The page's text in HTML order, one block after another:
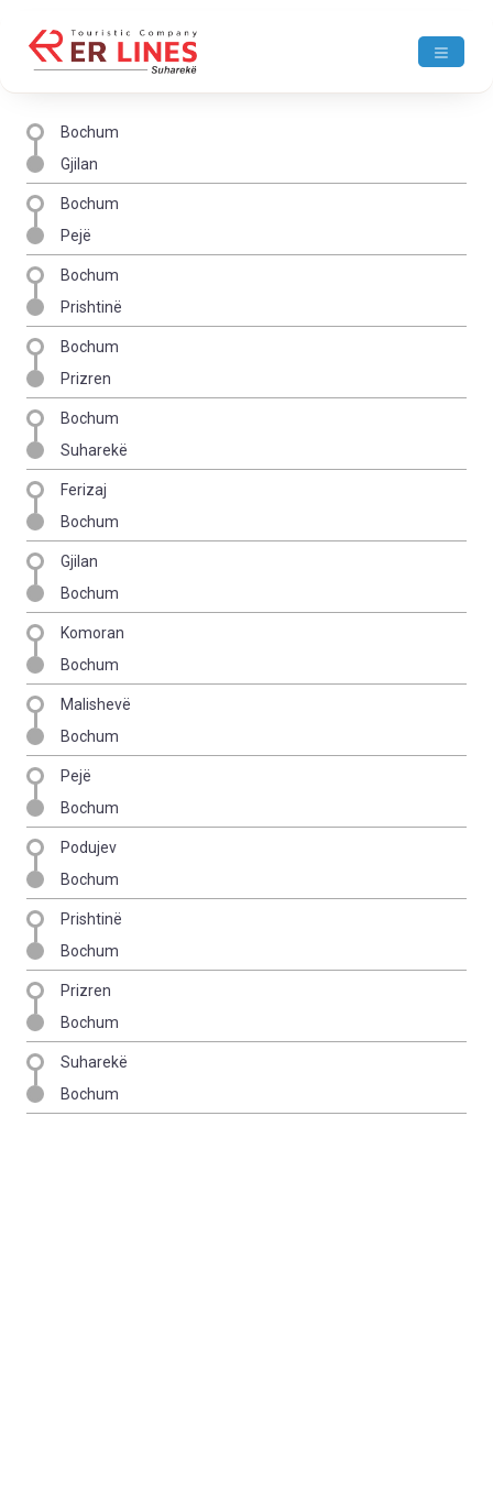
Bochum
Gjilan
Bochum
Pejë
Bochum
Prishtinë
Bochum
Prizren
Bochum
Suharekë
Ferizaj
Bochum
Gjilan
Bochum
Komoran
Bochum
Malishevë
Bochum
Pejë
Bochum
Podujev
Bochum
Prishtinë
Bochum
Prizren
Bochum
Suharekë
Bochum